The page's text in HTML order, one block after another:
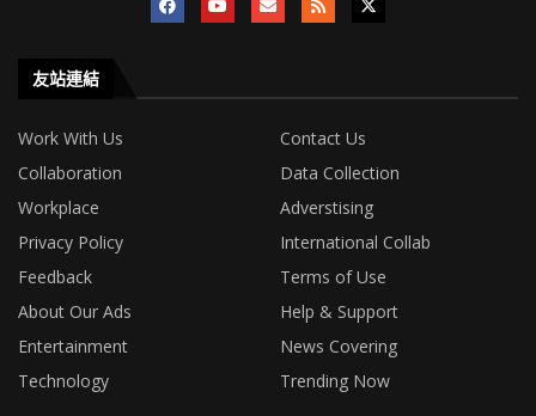
友站連結
Work With Us
Contact Us
Collaboration
Data Collection
Workplace
Adverstising
Privacy Policy
International Collab
Feedback
Terms of Use
About Our Ads
Help & Support
Entertainment
News Covering
Technology
Trending Now